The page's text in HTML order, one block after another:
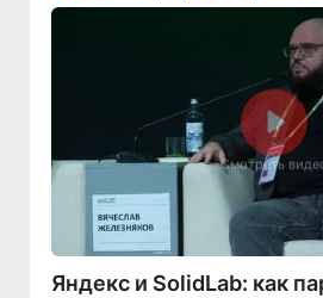
Смотреть
Яндекс и SolidLab: как